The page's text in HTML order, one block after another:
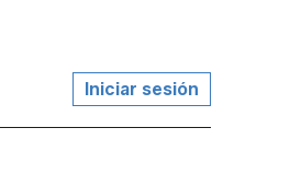
Iniciar sesión